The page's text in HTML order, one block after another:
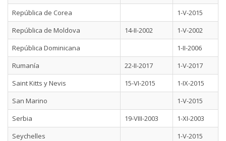
República de Corea
1-V-2015
República de Moldova
14-II-2002
1-V-2002
República Dominicana
1-II-2006
Rumanía
22-II-2017
1-V-2017
Saint Kitts y Nevis
15-VI-2015
1-IX-2015
San Marino
1-V-2015
Serbia
19-VIII-2003
1-XI-2003
Seychelles
1-V-2015